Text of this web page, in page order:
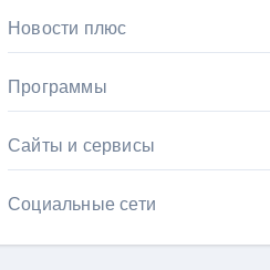
Новости плюс
Программы
Сайты и сервисы
Социальные сети